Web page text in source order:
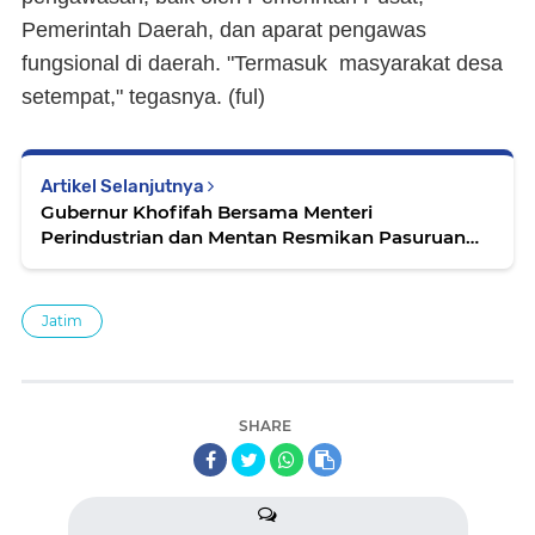
Pemerintah Daerah, dan aparat pengawas
fungsional di daerah. "Termasuk masyarakat desa
setempat," tegasnya. (ful)
Artikel Selanjutnya
Gubernur Khofifah Bersama Menteri
Perindustrian dan Mentan Resmikan Pasuruan
Jatim
SHARE